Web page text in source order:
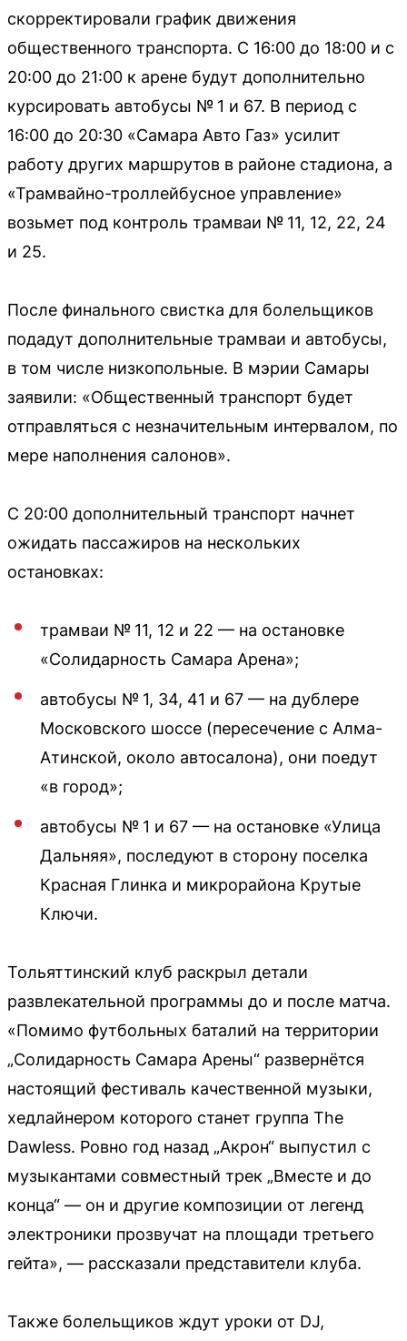
скорректировали график движения
общественного транспорта. С 16:00 до 18:00 и с
20:00 до 21:00 к арене будут дополнительно
курсировать автобусы № 1 и 67. В период с
16:00 до 20:30 «Самара Авто Газ» усилит
работу других маршрутов в районе стадиона, а
«Трамвайно-троллейбусное управление»
возьмет под контроль трамваи № 11, 12, 22, 24
и 25.
После финального свистка для болельщиков
подадут дополнительные трамваи и автобусы,
в том числе низкопольные. В мэрии Самары
заявили: «Общественный транспорт будет
отправляться с незначительным интервалом, по
мере наполнения салонов».
С 20:00 дополнительный транспорт начнет
ожидать пассажиров на нескольких
остановках:
трамваи № 11, 12 и 22 — на остановке
«Солидарность Самара Арена»;
автобусы № 1, 34, 41 и 67 — на дублере
Московского шоссе (пересечение с Алма-
Атинской, около автосалона), они поедут
«в город»;
автобусы № 1 и 67 — на остановке «Улица
Дальняя», последуют в сторону поселка
Красная Глинка и микрорайона Крутые
Ключи.
Тольяттинский клуб раскрыл детали
развлекательной программы до и после матча.
«Помимо футбольных баталий на территории
„Солидарность Самара Арены“ развернётся
настоящий фестиваль качественной музыки,
хедлайнером которого станет группа The
Dawless. Ровно год назад „Акрон“ выпустил с
музыкантами совместный трек „Вместе и до
конца“ — он и другие композиции от легенд
электроники прозвучат на площади третьего
гейта», — рассказали представители клуба.
Также болельщиков ждут уроки от DJ,